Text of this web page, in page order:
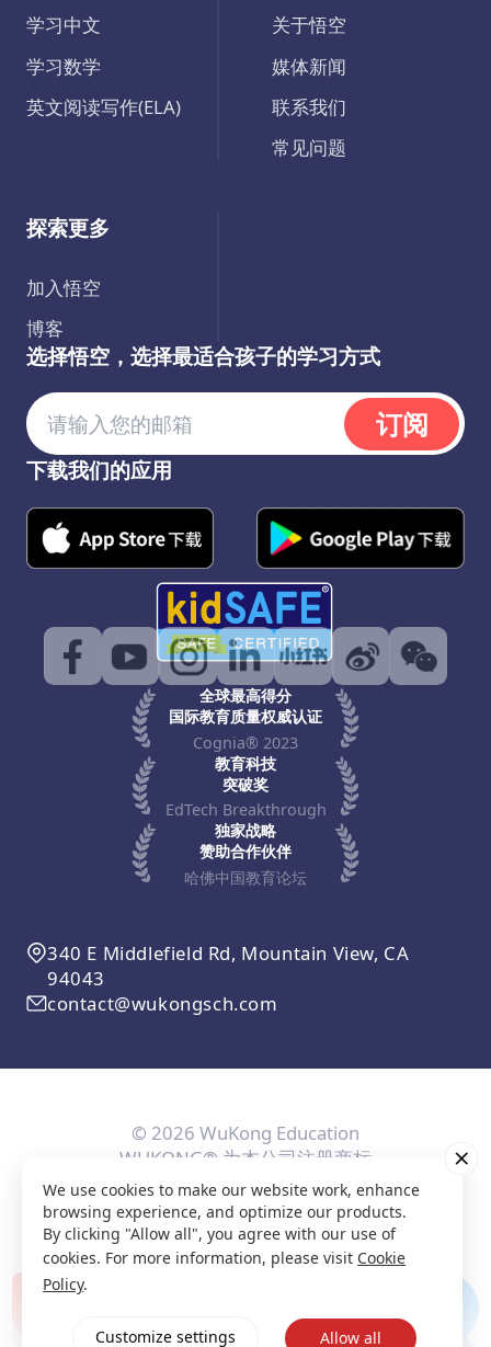
学习中文
学习数学
英文阅读写作(ELA)
关于悟空
媒体新闻
联系我们
常见问题
探索更多
加入悟空
博客
选择悟空，选择最适合孩子的学习方式
订阅
下载我们的应用
全球最高得分
国际教育质量权威认证
Cognia® 2023
教育科技
突破奖
EdTech Breakthrough
独家战略
赞助合作伙伴
哈佛中国教育论坛
340 E Middlefield Rd, Mountain View, CA
94043
contact@wukongsch.com
© 2026 WuKong Education
WUKONG® 为本公司注册商标
用户协议隐私条款Cookie政策隐私设置
We use cookies to make our website work, enhance
browsing experience, and optimize our products.
By clicking "Allow all", you agree with our use of
cookies. For more information, please visit Cookie
Policy.
Customize settings Allow all